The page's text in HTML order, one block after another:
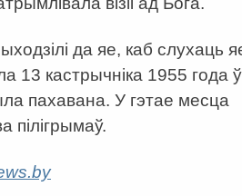
да яе, каб слухаць
13 кастрычніка 1955 года ў
пахавана. У гэтае месца
пілігрымаў.